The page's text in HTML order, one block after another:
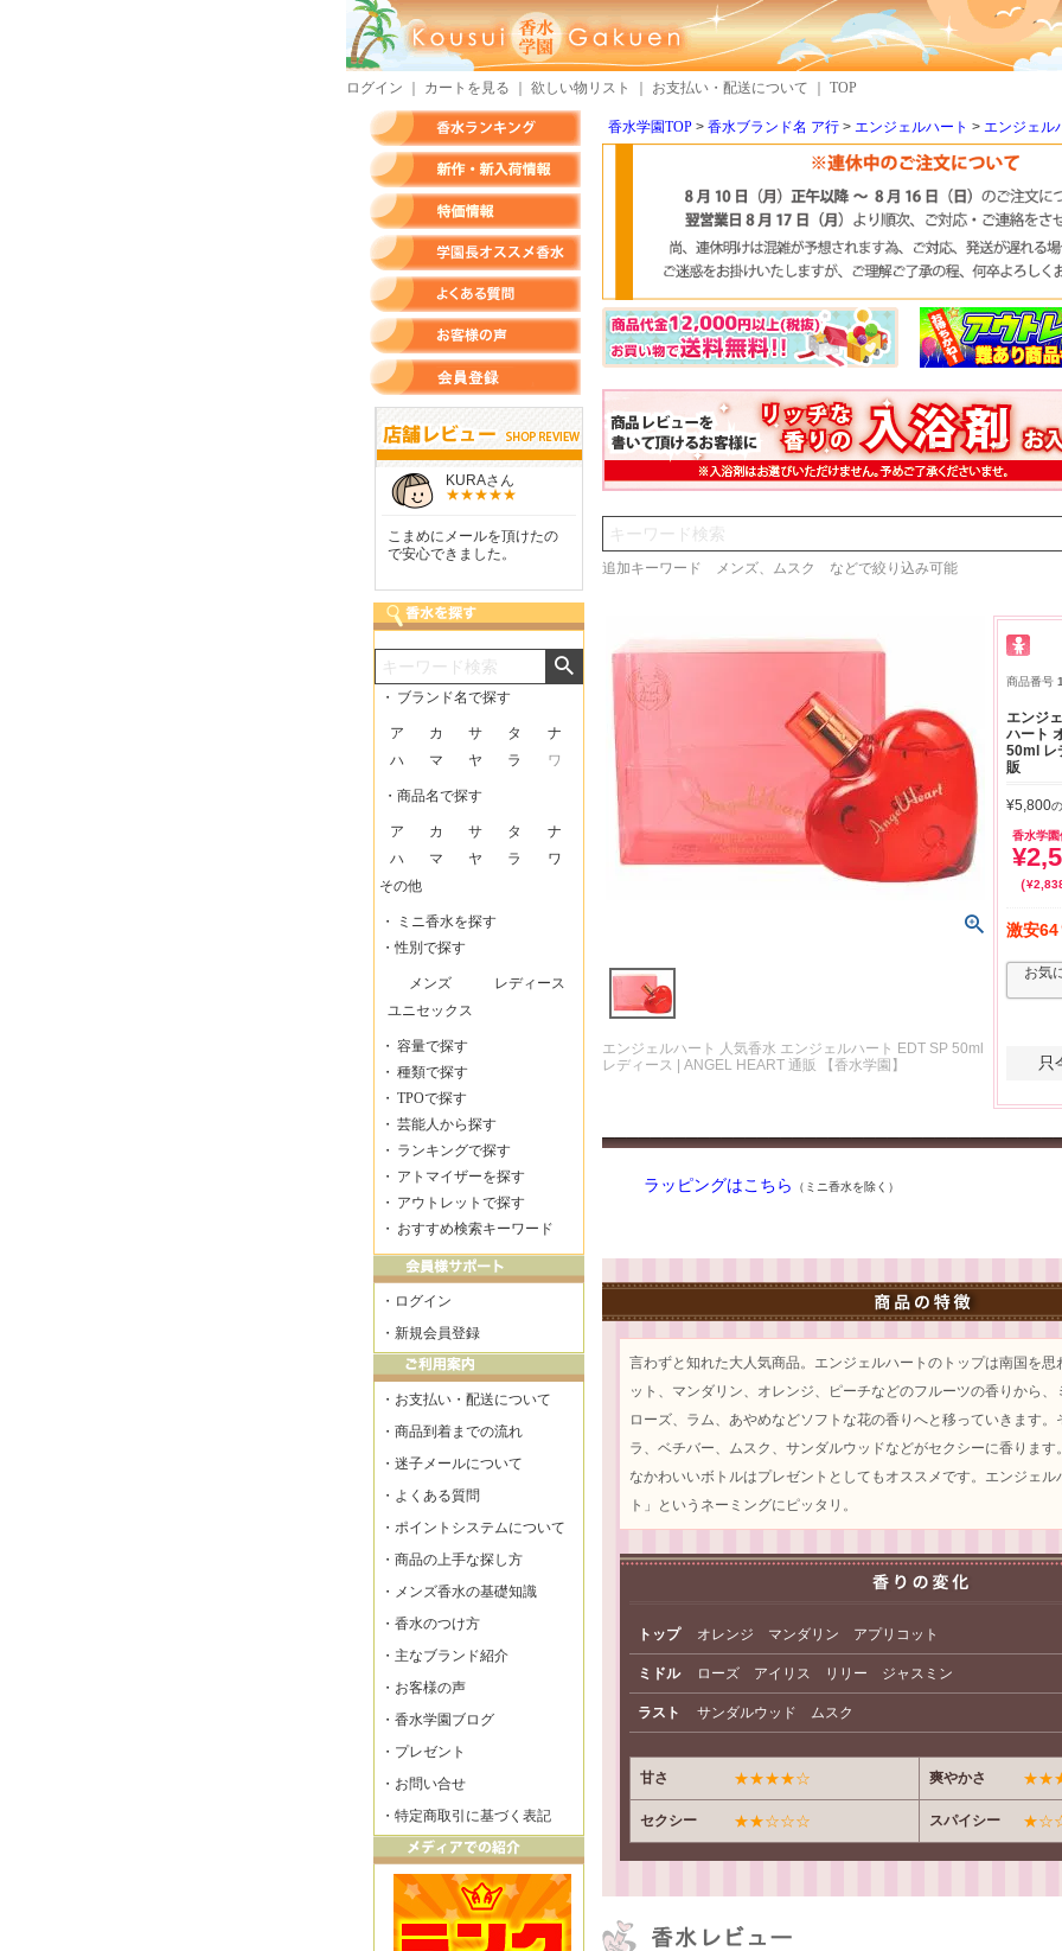
ログイン カートを見る 欲しい物リスト お支払い・配送について TOP
香水学園TOP 香水ブランド名 ア行 エンジェルハート エンジェル
検索
追加キーワード メンズ、ムスク などで絞り込み可能
エンジェルハート 人気香水 エンジェルハート EDT SP 50ml
レディース | ANGEL HEART 通販 【香水学園】
商品番号
エンジ
ハート
50ml レ
販
¥5,800
香水学園
¥
¥
激安64
お気
只
ラッピングはこちら （ミニ香水を除く）
言わずと知れた大人気商品。エンジェルハートのトップは南国を思
ット、マンダリン、オレンジ、ピーチなどのフルーツの香りから、
ローズ、ラム、あやめなどソフトな花の香りへと移っていきます。
ラ、ベチバー、ムスク、サンダルウッドなどがセクシーに香りま
なかわいいボトルはプレゼントとしてもオススメです。エンジェル
ト」というネーミングにピッタリ。
トップ オレンジ マンダリン アプリコット
ミドル ローズ アイリス リリー ジャスミン
ラスト サンダルウッド ムスク
甘さ ★★★★☆ 爽やかさ
セクシー ★★☆☆☆ スパイシー
KURAさん
こまめにメールを頂けたの
で安心できました。
しらすさん
商品が早く届いたのでよか
ったです。また利用させて
もらいます！
MMさん
量試せるところが魅力でし
た。
した。
・ ブランド名で探す
ア カ サ タ
ナ
ハ
マ ヤ ラ ワ
・商品名で探す
ア カ サ タ
ナ
ハ
マ ヤ ラ
ワ
その他
・
ミニ香水を探す
・性別で探す
メンズ
レディース
ユニセックス
・ 容量で探す
・ 種類で探す
・ TPOで探す
・ 芸能人から探す
・ ランキングで探す
・ アトマイザーを探す
・ アウトレットで探す
・ おすすめ検索キーワード
・ ログイン
・ 新規会員登録
・ お支払い・配送について
・ 商品到着までの流れ
・ 迷子メールについて
・ よくある質問
・ ポイントシステムについて
・ 商品の上手な探し方
・ メンズ香水の基礎知識
・ 香水のつけ方
・ 主なブランド紹介
・ お客様の声
・ 香水学園ブログ
・ プレゼント
・ お問い合せ
・ 特定商取引に基づく表記